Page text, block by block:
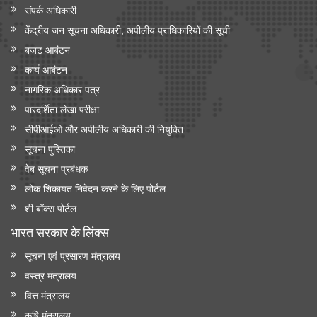
केंद्रीय मंत्री श्री जगत प्रकाश नड्डा ने 'इंडिया मेडिकल डिवाइस 2026' में
सीईओ राउंडटेबल सम्मेलन की अध्यक्षता की
केंद्रीय मंत्री जे.पी. नड्डा ने ‘ एआई इन मेडटेक: आर्टिफिशियल इंटेलिजेंस के
ज़रिए स्वास्थ्य सेवा में क्रांति’ पर नॉलेज पेपर जारी किया
संपर्क अधिकारी
केंद्रीय जन सूचना अधिकारी, अपीलीय प्राधिकारियों की सूची
बजट आबंटन
कार्य आबंटन
नागरिक अधिकार पत्र
पारदर्शिता लेखा परीक्षा
सीपीआईओ और अपी‍लीय अधिकारी की नियुक्ति
सूचना पुस्तिका
वेब सूचना प्रबंधक
लोक शिकायत निवेदन करने के लिए पोर्टल
शी बॉक्स पोर्टल
भारत सरकार के लिंक्‍स
सूचना एवं प्रसारण मंत्रालय
वस्त्र मंत्रालय
वित्त मंत्रालय